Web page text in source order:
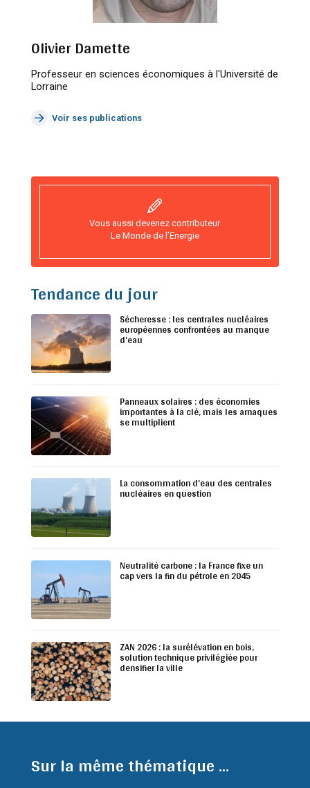
Olivier Damette
Professeur en sciences économiques à l'Université de
Lorraine
Voir ses publications
Vous aussi devenez contributeur
Le Monde de l’Energie
Tendance du jour
Sécheresse : les centrales nucléaires
européennes confrontées au manque
d’eau
Panneaux solaires : des économies
importantes à la clé, mais les arnaques
se multiplient
La consommation d’eau des centrales
nucléaires en question
Neutralité carbone : la France fixe un
cap vers la fin du pétrole en 2045
ZAN 2026 : la surélévation en bois,
solution technique privilégiée pour
densifier la ville
Sur la même thématique ...